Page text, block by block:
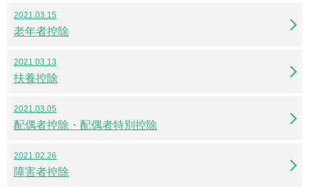
2021.03.15
老年者控除
2021.03.13
扶養控除
2021.03.05
配偶者控除・配偶者特別控除
2021.02.26
障害者控除